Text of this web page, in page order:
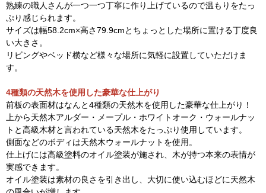
熟練の職人さんが一つ一つ丁寧に作り上げているので温もりをたっ
ぷり感じられます。
サイズは幅58.2cm×高さ79.9cmとちょっとした場所に置ける丁度良
い大きさ。
リビングやベッド横など様々な場所に気軽に設置していただけま
す。
4種類の天然木を使用した豪華な仕上がり
前板の表面材はなんと4種類の天然木を使用した豪華な仕上がり！
上から天然木アルダー・メープル・ホワイトオーク・ウォールナッ
トと高級木材と言われている天然木をたっぷり使用しています。
側面などのボディは天然木ウォールナットを使用。
仕上げには高級塗料のオイル塗装が施され、木が持つ本来の表情が
実感できます。
オイル塗装は素材の良さを引き出し、大切に使い込むほどに天然木